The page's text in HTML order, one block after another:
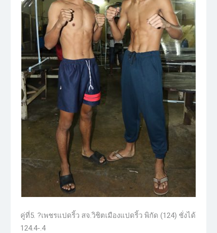
คู่ที่5. ?เพชรแปดริ้ว สจ.วิชิตเมืองแปดริ้ว พิกัด (124) ชั่งได้
124.4-.4